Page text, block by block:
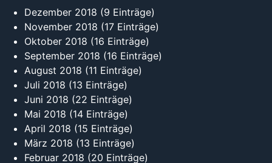
Dezember 2018 (9 Einträge)
November 2018 (17 Einträge)
Oktober 2018 (16 Einträge)
September 2018 (16 Einträge)
August 2018 (11 Einträge)
Juli 2018 (13 Einträge)
Juni 2018 (22 Einträge)
Mai 2018 (14 Einträge)
April 2018 (15 Einträge)
März 2018 (13 Einträge)
Februar 2018 (20 Einträge)